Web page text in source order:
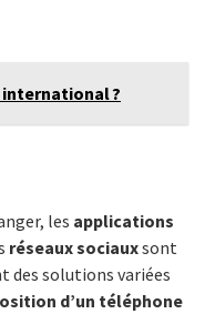
?
les applications
réseaux sociauxsont
des solutions variées
d’un téléphone